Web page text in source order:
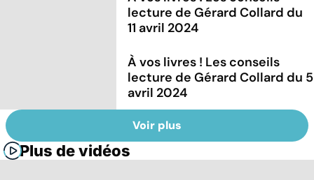
lecture de Gérard Collard du
11 avril 2024
À vos livres ! Les conseils
lecture de Gérard Collard du 5
avril 2024
Voir plus
Plus de vidéos